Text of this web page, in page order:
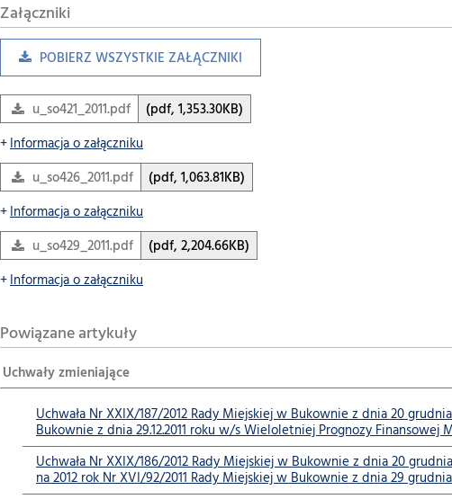
Załączniki
POBIERZ WSZYSTKIE ZAŁĄCZNIKI
u_so421_2011.pdf
(pdf, 1,353.30KB)
Informacja o załączniku
u_so426_2011.pdf
(pdf, 1,063.81KB)
Informacja o załączniku
u_so429_2011.pdf
(pdf, 2,204.66KB)
Informacja o załączniku
Powiązane artykuły
Uchwały zmieniające
Uchwała Nr XXIX/187/2012 Rady Miejskiej w Bukownie z dnia 20
Bukownie z dnia 29.12.2011 roku w/s Wieloletniej Prognozy Finansowej
Uchwała Nr XXIX/186/2012 Rady Miejskiej w Bukownie z dnia 20
na 2012 rok Nr XVI/92/2011 Rady Miejskiej w Bukownie z dnia 29 grudnia